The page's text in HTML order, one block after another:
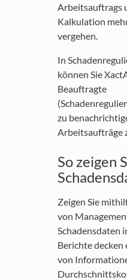
Arbeitsauftrags
Kalkulation
vergehen.
In
können Sie
Beauftragte
zu
Arbeitsaufträge
So zeigen
Zeigen Sie
von
Schadensdaten
Berichte
von